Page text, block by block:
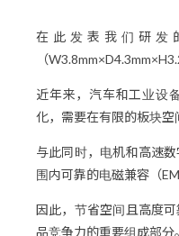
在此发表我们研发
（
近年来，汽车和工业设
化，需要在有限的板块空
与此同时，电机和高速
围内可靠的电磁兼容（
因此，节省空间且高度
品竞争力的重要组成部分。